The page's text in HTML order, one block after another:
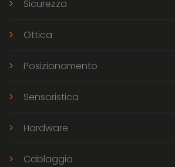
Sicurezza
Ottica
Posizionamento
Sensoristica
Hardware
Cablaggio